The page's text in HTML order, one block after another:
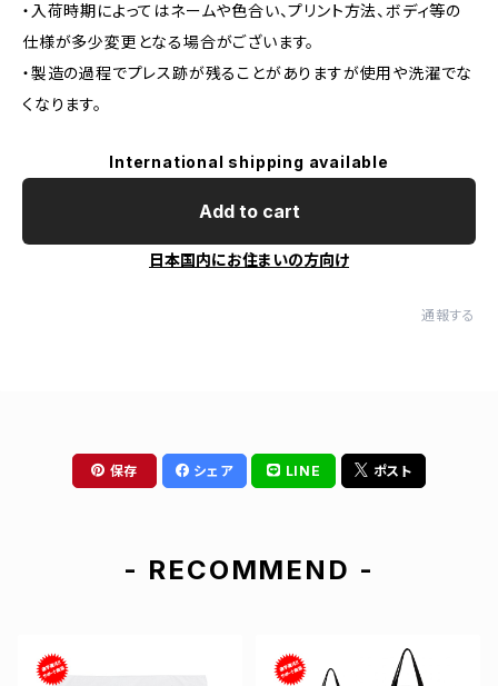
・入荷時期によってはネームや色合い、プリント方法、ボディ等の
仕様が多少変更となる場合がございます。
・製造の過程でプレス跡が残ることがありますが使用や洗濯でな
くなります。
International shipping available
Add to cart
日本国内にお住まいの方向け
通報する
保存 シェア LINE ポスト
- RECOMMEND -